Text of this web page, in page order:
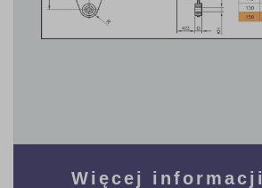
Więcej informacji